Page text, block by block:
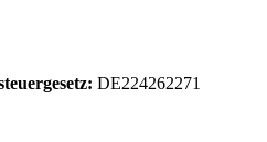
DE224262271